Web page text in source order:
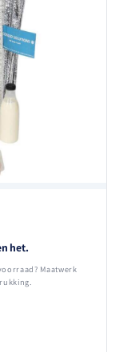
het.
Maatwerk